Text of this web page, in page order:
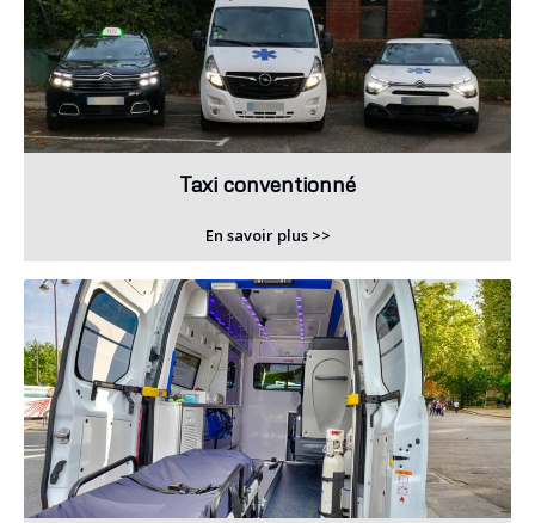
Taxi conventionné
En savoir plus >>